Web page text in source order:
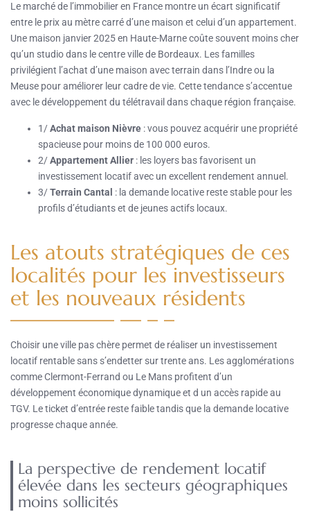
Le marché de l’immobilier en France montre un écart significatif
entre le prix au mètre carré d’une maison et celui d’un appartement.
Une maison janvier 2025 en Haute-Marne coûte souvent moins cher
qu’un studio dans le centre ville de Bordeaux. Les familles
privilégient l’achat d’une maison avec terrain dans l’Indre ou la
Meuse pour améliorer leur cadre de vie. Cette tendance s’accentue
avec le développement du télétravail dans chaque région française.
1/Achat maison Nièvre : vous pouvez acquérir une propriété
spacieuse pour moins de 100 000 euros.
2/Appartement Allier : les loyers bas favorisent un
investissement locatif avec un excellent rendement annuel.
3/Terrain Cantal : la demande locative reste stable pour les
profils d’étudiants et de jeunes actifs locaux.
Les atouts stratégiques de ces
localités pour les investisseurs
et les nouveaux résidents
Choisir une ville pas chère permet de réaliser un investissement
locatif rentable sans s’endetter sur trente ans. Les agglomérations
comme Clermont-Ferrand ou Le Mans profitent d’un
développement économique dynamique et d un accès rapide au
TGV. Le ticket d’entrée reste faible tandis que la demande locative
progresse chaque année.
La perspective de rendement locatif
élevée dans les secteurs géographiques
moins sollicités